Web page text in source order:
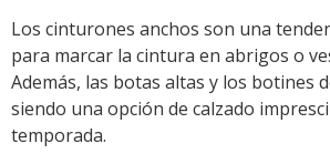
Los cinturones anchos son una
para marcar la cintura en abrigos o
Además, las botas altas y los botines
siendo una opción de calzado
temporada.